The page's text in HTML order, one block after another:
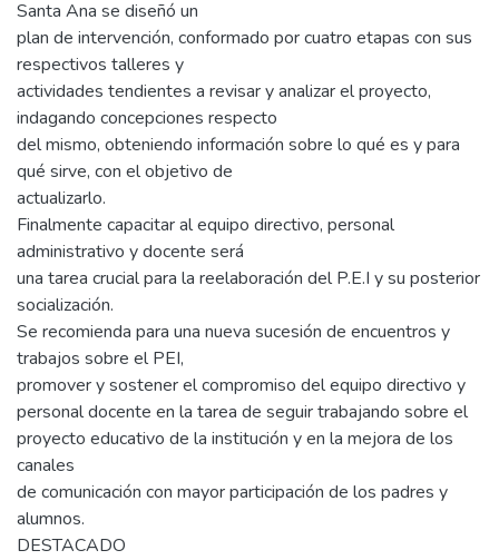
Santa Ana se diseñó un
plan de intervención, conformado por cuatro etapas con sus
respectivos talleres y
actividades tendientes a revisar y analizar el proyecto,
indagando concepciones respecto
del mismo, obteniendo información sobre lo qué es y para
qué sirve, con el objetivo de
actualizarlo.
Finalmente capacitar al equipo directivo, personal
administrativo y docente será
una tarea crucial para la reelaboración del P.E.I y su posterior
socialización.
Se recomienda para una nueva sucesión de encuentros y
trabajos sobre el PEI,
promover y sostener el compromiso del equipo directivo y
personal docente en la tarea de seguir trabajando sobre el
proyecto educativo de la institución y en la mejora de los
canales
de comunicación con mayor participación de los padres y
alumnos.
DESTACADO